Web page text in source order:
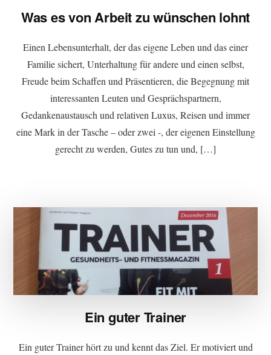
Was es von Arbeit zu wünschen lohnt
Einen Lebensunterhalt, der das eigene Leben und das einer
Familie sichert, Unterhaltung für andere und einen selbst,
Freude beim Schaffen und Präsentieren, die Begegnung mit
interessanten Leuten und Gesprächspartnern,
Gedankenaustausch und relativen Luxus, Reisen und immer
eine Mark in der Tasche – oder zwei -, der eigenen Einstellung
gerecht zu werden, Gutes zu tun und, […]
Ein guter Trainer
Ein guter Trainer hört zu und kennt das Ziel. Er motiviert und